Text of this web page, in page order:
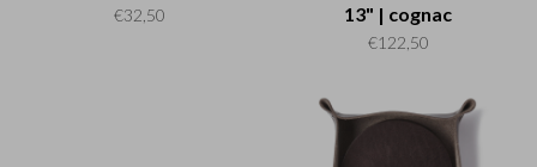
€32,50
13" | cognac
€122,50